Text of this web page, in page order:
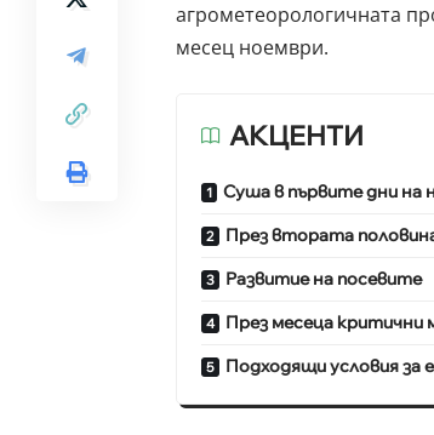
агрометеорологичната
месец ноември.
АКЦЕНТИ
Суша в първите дни на
През втората
Развитие на посевите
През месеца критични
Подходящи условия за